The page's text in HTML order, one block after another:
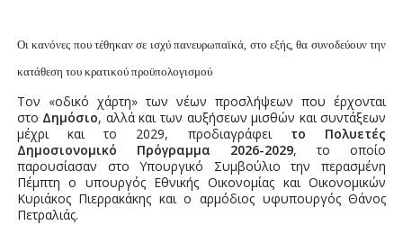
Οι κανόνες που τέθηκαν σε ισχύ πανευρωπαϊκά, στο εξής, θα συνοδεύουν την
κατάθεση του κρατικού προϋπολογισμού
Τον «οδικό χάρτη» των νέων προσλήψεων που έρχονται
στο Δημόσιο, αλλά και των αυξήσεων μισθών και συντάξεων
μέχρι και το 2029, προδιαγράφει το Πολυετές
Δημοσιονομικό Πρόγραμμα 2026-2029, το οποίο
παρουσίασαν στο Υπουργικό Συμβούλιο την περασμένη
Πέμπτη ο υπουργός Εθνικής Οικονομίας και Οικονομικών
Κυριάκος Πιερρακάκης και ο αρμόδιος υφυπουργός Θάνος
Πετραλιάς.